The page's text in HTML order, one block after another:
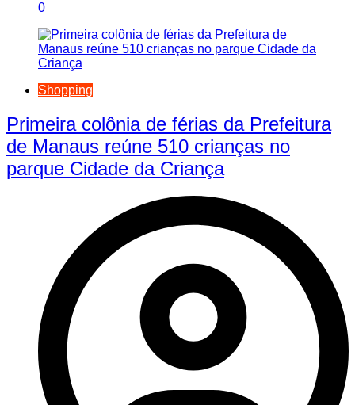
0
Shopping
Primeira colônia de férias da Prefeitura
de Manaus reúne 510 crianças no
parque Cidade da Criança